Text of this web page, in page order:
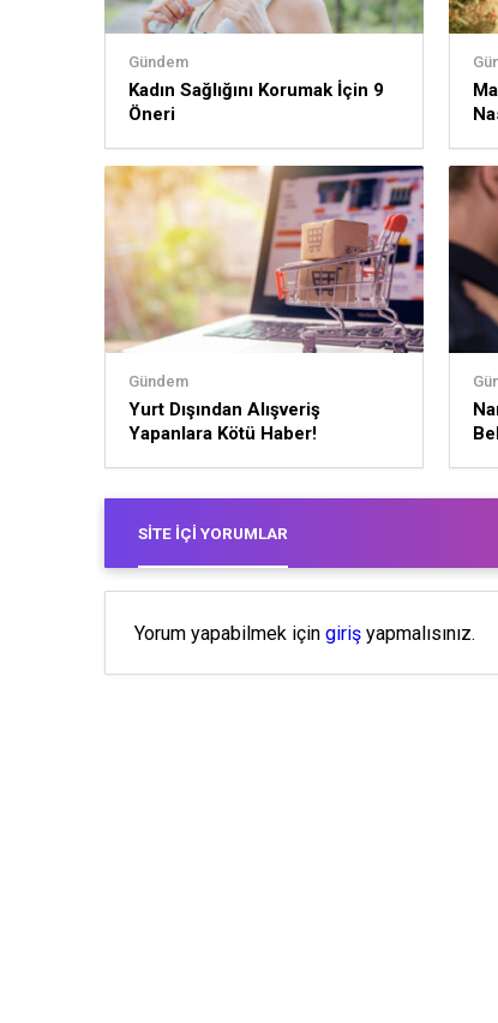
Gündem
Kadın Sağlığını Korumak İçin 9
Öneri
Gündem
Yurt Dışından Alışveriş
Yapanlara Kötü Haber!
SITE İÇI YORUMLAR
Yorum yapabilmek için giriş yapmalısınız.